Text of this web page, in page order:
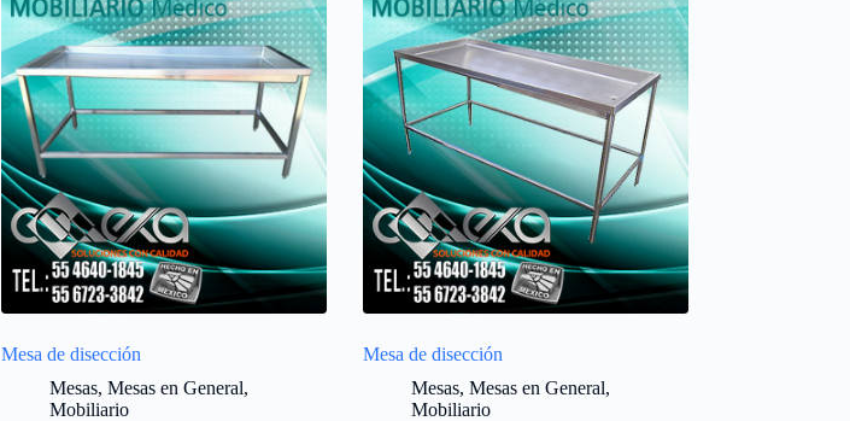
Mesa de disección
Mesas, Mesas en General,
Mobiliario
Mesa de disección
Mesas, Mesas en General,
Mobiliario